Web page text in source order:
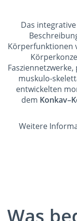
Das
Körperfunktionen
muskulo-
entwickelten
dem
Weitere
Was